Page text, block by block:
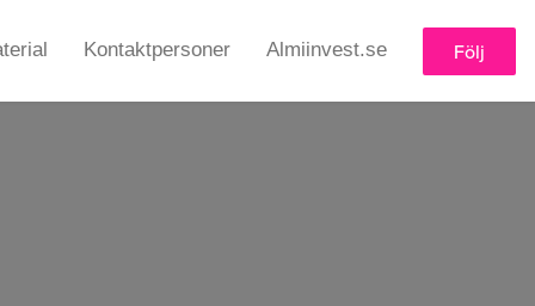
Kontaktpersoner Almiinvest.se Följ